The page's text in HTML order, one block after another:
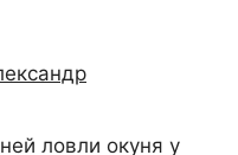
ловли окуня у